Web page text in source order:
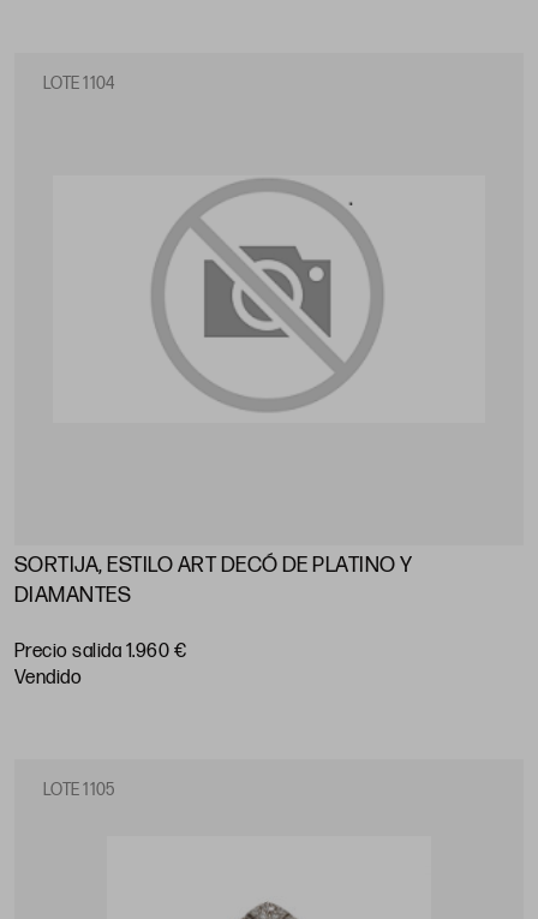
LOTE 1104
SORTIJA, ESTILO ART DECÓ DE PLATINO Y
DIAMANTES
Precio salida 1.960 €
vendido
LOTE 1105